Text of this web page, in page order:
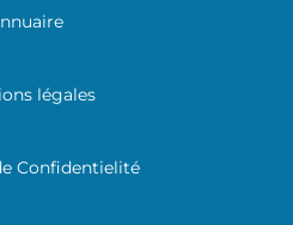
légales
Confidentielité